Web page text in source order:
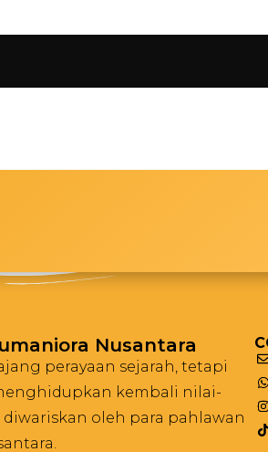
Nusantara
perayaan sejarah, tetapi
kembali nilai-
oleh para pahlawan